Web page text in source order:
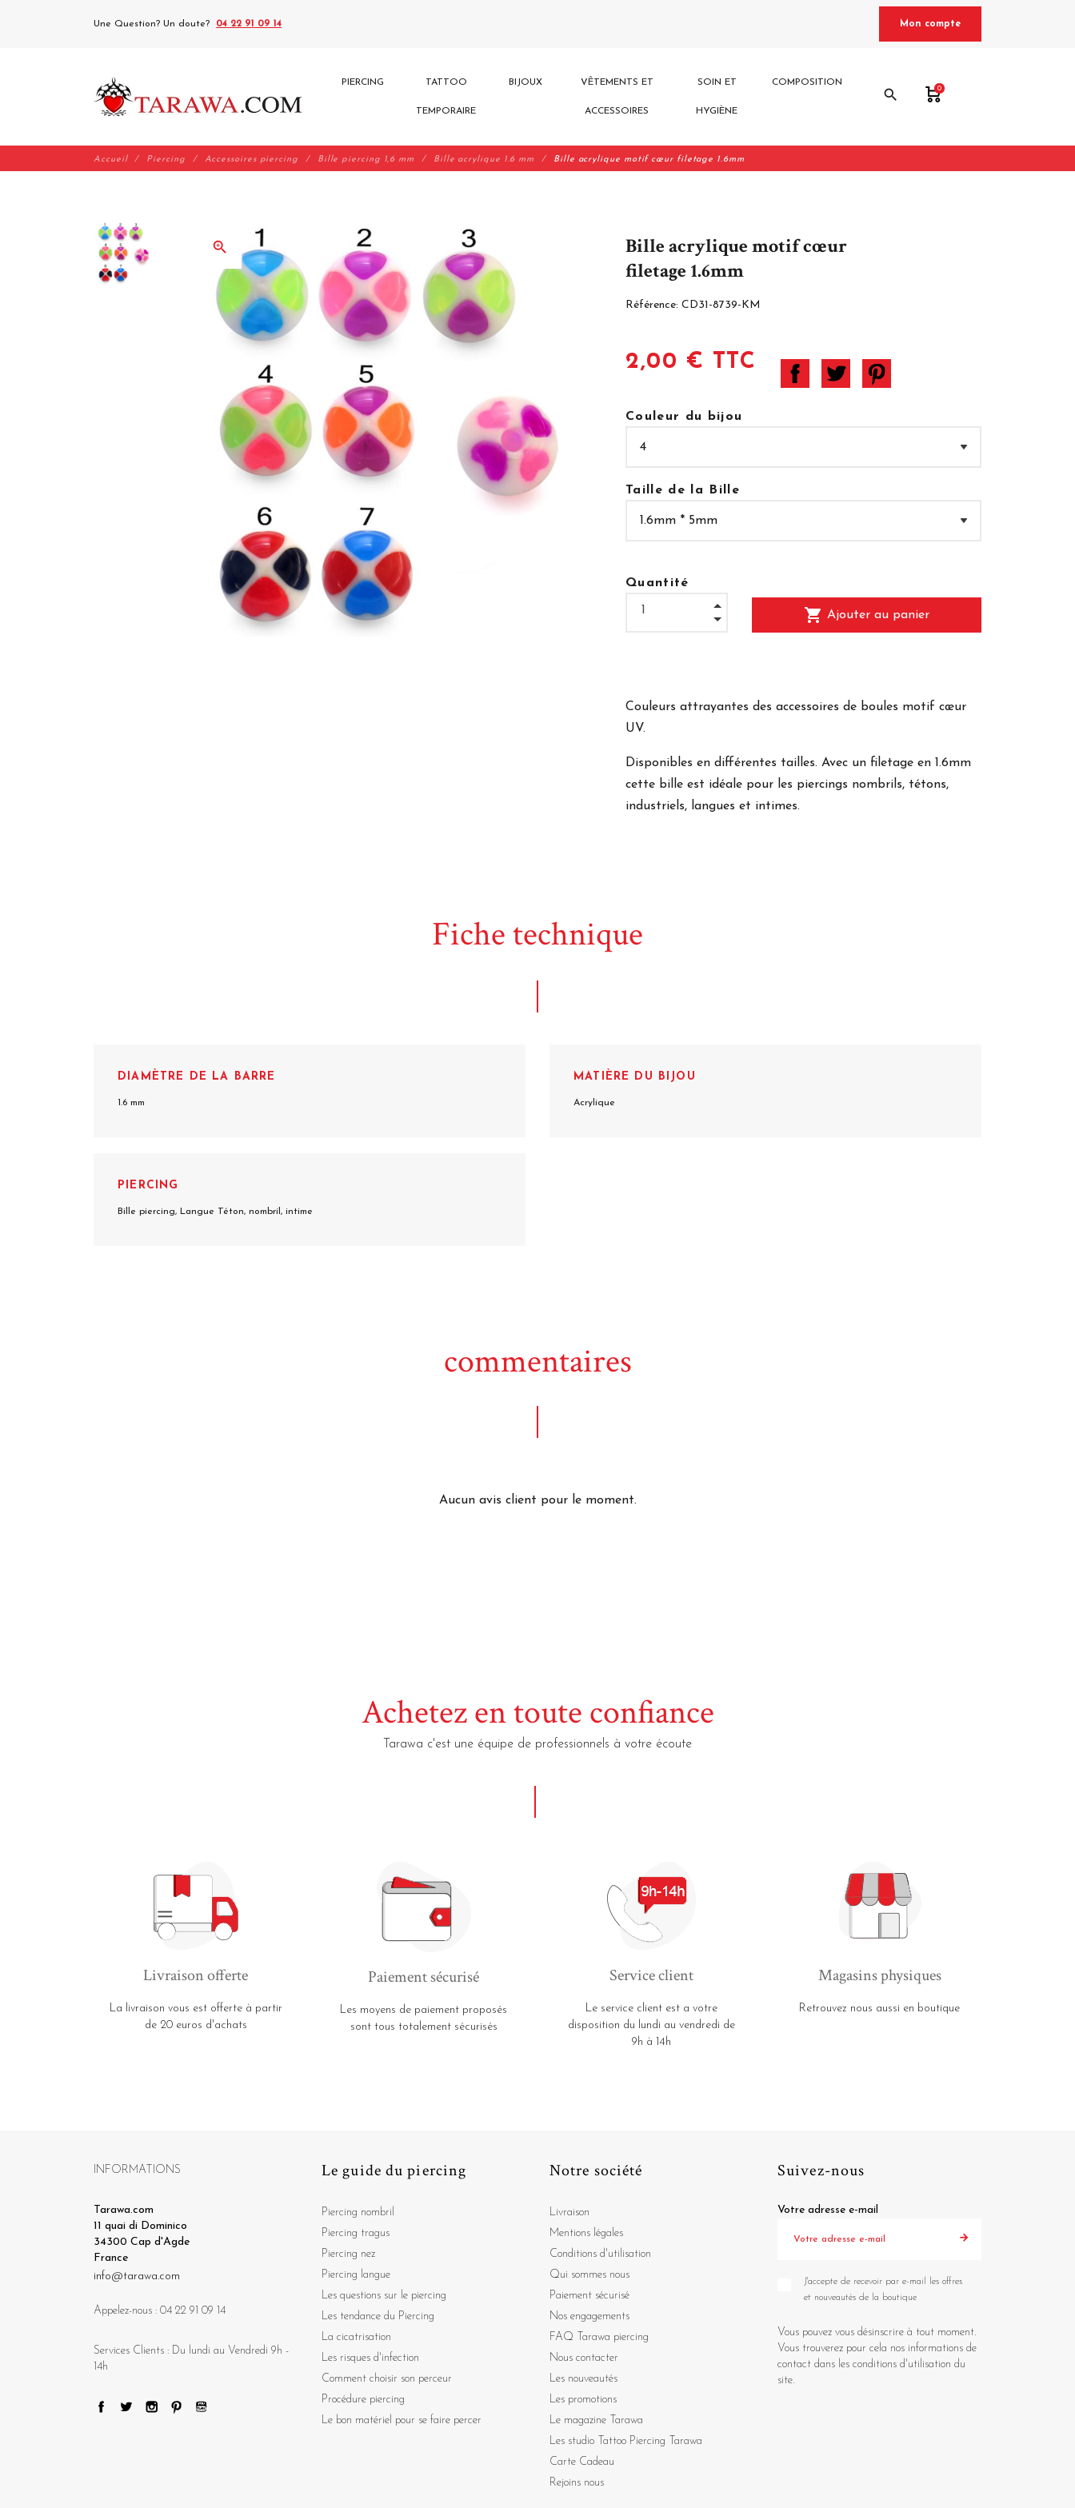
Une Question? Un doute? 04 22 91 09 14 Mon compte
PIERCING TATTOO
TEMPORAIRE
BIJOUX VÊTEMENTS ET
ACCESSOIRES
SOIN ET
HYGIÈNE
COMPOSITION
search 0
Accueil Piercing Accessoires piercing Bille piercing 1,6 mm Bille acrylique 1.6 mm Bille acrylique motif cœur filetage 1.6mm
zoom_in
Bille acrylique motif cœur
filetage 1.6mm
Référence: CD31-8739-KM
2,00 € TTC
Couleur du bijou
Taille de la Bille
Quantité
shopping_cart Ajouter au panier
Couleurs attrayantes des accessoires de boules motif cœur
UV.
Disponibles en différentes tailles. Avec un filetage en 1.6mm
cette bille est idéale pour les piercings nombrils, tétons,
industriels, langues et intimes.
Fiche technique
DIAMÈTRE DE LA BARRE
1.6 mm
MATIÈRE DU BIJOU
Acrylique
PIERCING
Bille piercing, Langue Téton, nombril, intime
commentaires
Aucun avis client pour le moment.
Achetez en toute confiance
Tarawa c'est une équipe de professionnels à votre écoute
Livraison offerte
La livraison vous est offerte à partir
de 20 euros d'achats
Paiement sécurisé
Les moyens de paiement proposés
sont tous totalement sécurisés
Service client
Le service client est a votre
disposition du lundi au vendredi de
9h à 14h
Magasins physiques
Retrouvez nous aussi en boutique
INFORMATIONS
Tarawa.com
11 quai di Dominico
34300 Cap d'Agde
France
info@tarawa.com
Appelez-nous : 04 22 91 09 14
Services Clients : Du lundi au Vendredi 9h -
14h
Le guide du piercing
Piercing nombril
Piercing tragus
Piercing nez
Piercing langue
Les questions sur le piercing
Les tendance du Piercing
La cicatrisation
Les risques d'infection
Comment choisir son perceur
Procédure piercing
Le bon matériel pour se faire percer
Notre société
Livraison
Mentions légales
Conditions d'utilisation
Qui sommes nous
Paiement sécurisé
Nos engagements
FAQ Tarawa piercing
Nous contacter
Les nouveautés
Les promotions
Le magazine Tarawa
Les studio Tattoo Piercing Tarawa
Carte Cadeau
Rejoins nous
Suivez-nous
Votre adresse e-mail
J'accepte de recevoir par e-mail les offres
et nouveautés de la boutique
Vous pouvez vous désinscrire à tout moment.
Vous trouverez pour cela nos informations de
contact dans les conditions d'utilisation du
site.